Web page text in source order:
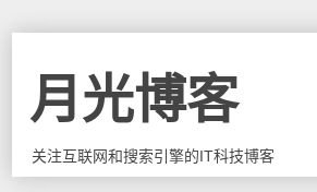
月光博客
关注互联网和搜索引擎的IT科技博客